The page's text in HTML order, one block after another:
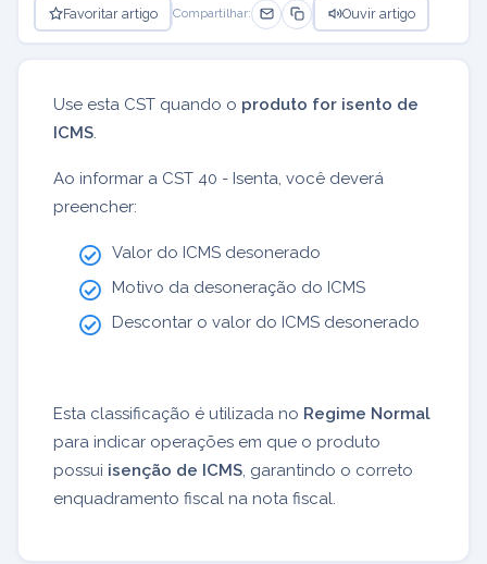
Favoritar artigo Compartilhar: Ouvir artigo
Use esta CST quando o produto for isento de
ICMS.
Ao informar a CST 40 - Isenta, você deverá
preencher:
Valor do ICMS desonerado
Motivo da desoneração do ICMS
Descontar o valor do ICMS desonerado
Esta classificação é utilizada no Regime Normal
para indicar operações em que o produto
possui isenção de ICMS, garantindo o correto
enquadramento fiscal na nota fiscal.